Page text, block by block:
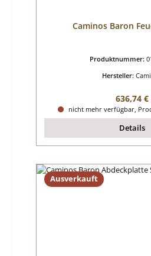
Caminos Baron
Produktnummer:
Hersteller:
636,74 €
nicht mehr verfügbar,
Details
Ausverkauft